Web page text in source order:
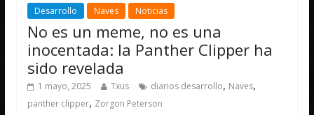
Desarrollo Naves Noticias
No es un meme, no es una
inocentada: la Panther Clipper ha
sido revelada
1 mayo, 2025 Txus diarios desarrollo, Naves,
panther clipper, Zorgon Peterson